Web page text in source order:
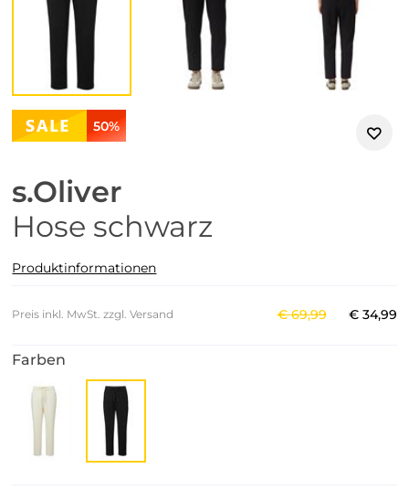
50%
s.Oliver
Hose schwarz
Produktinformationen
Preis inkl. MwSt. zzgl. Versand €69,99 € 34,99
Farben